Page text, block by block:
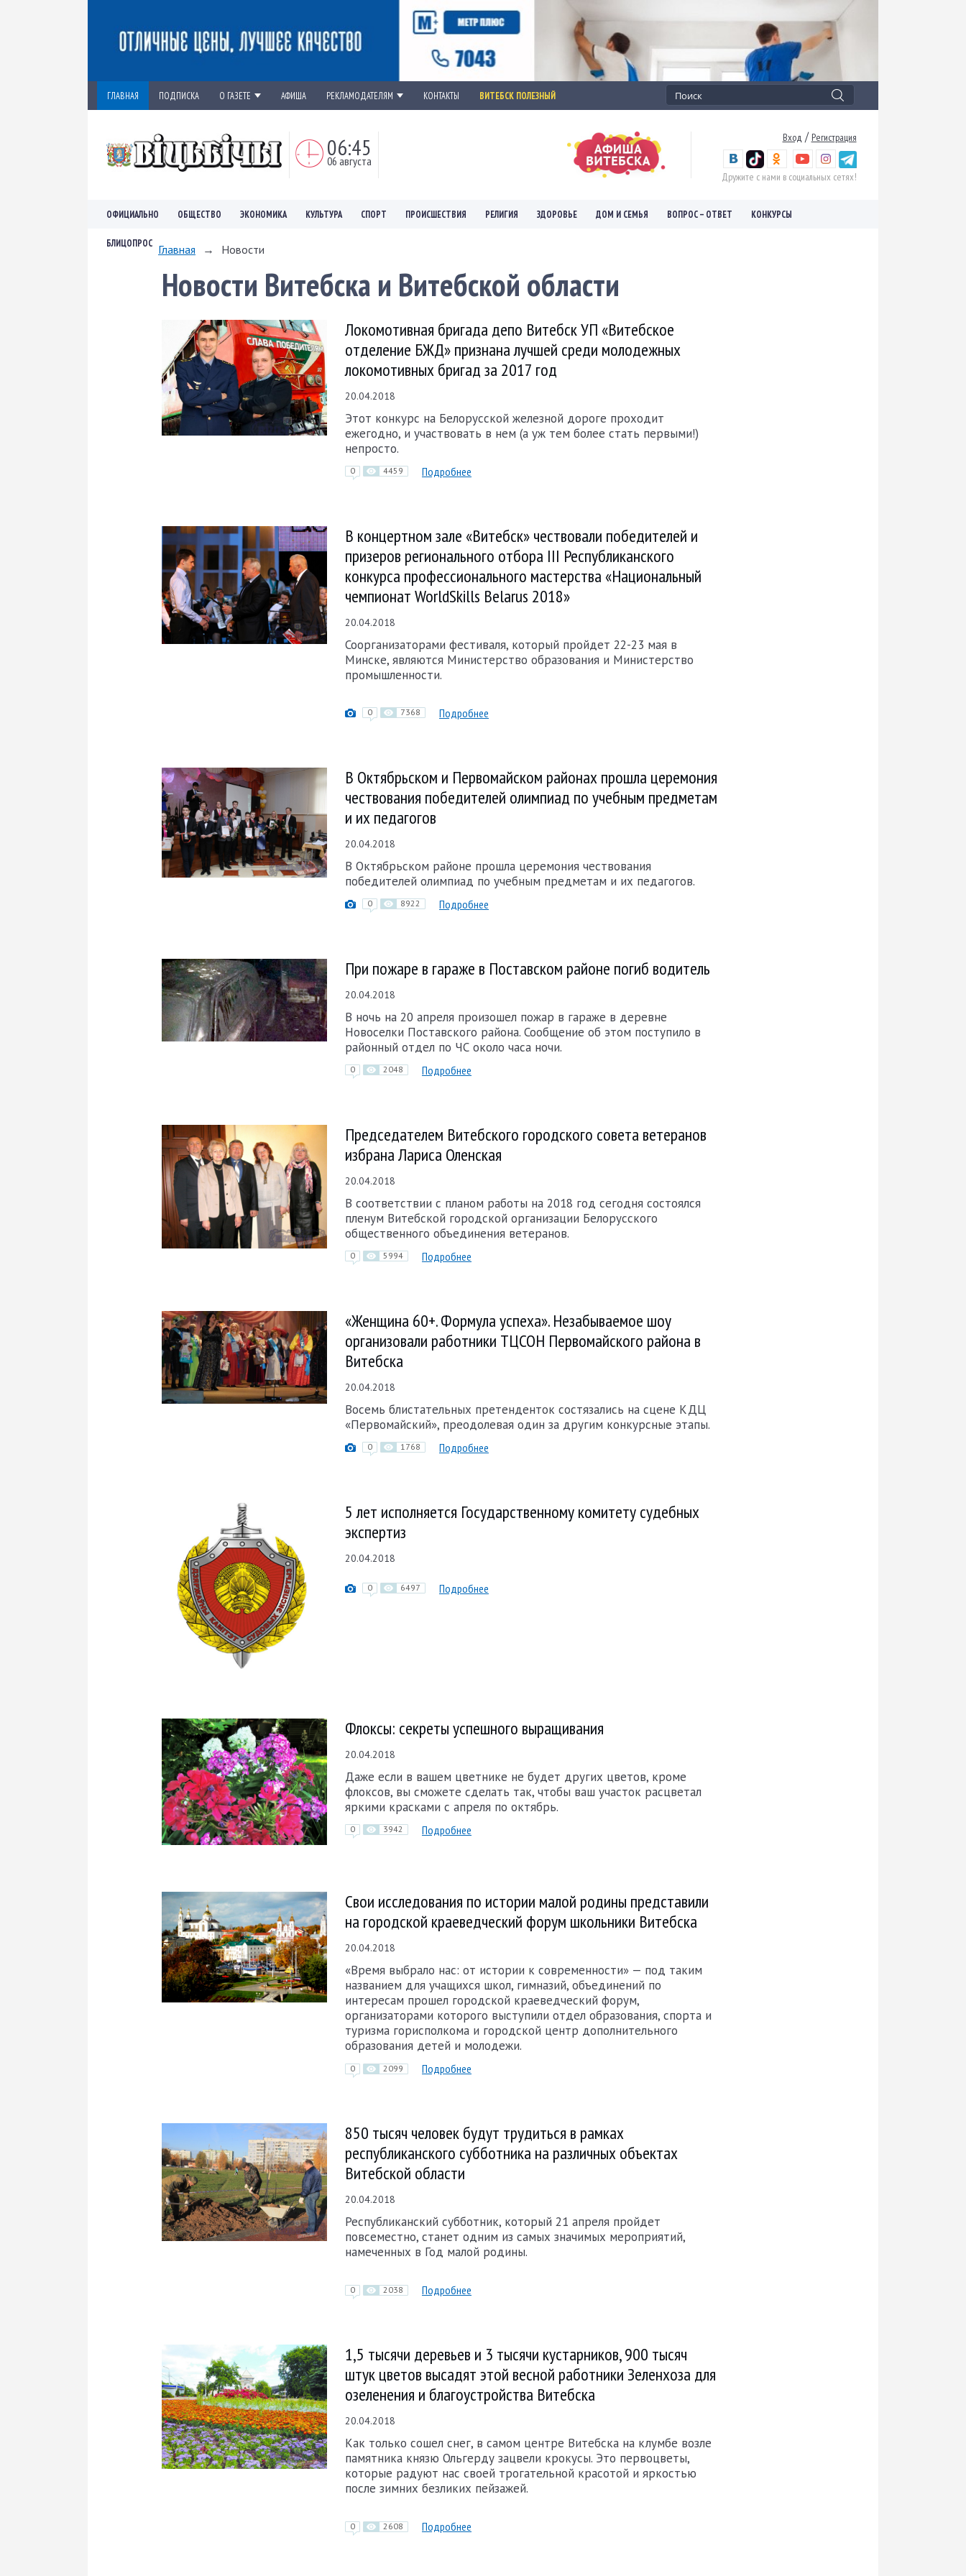
ГЛАВНАЯ ПОДПИСКА О ГАЗЕТЕ АФИША РЕКЛАМОДАТЕЛЯМ КОНТАКТЫ ВИТЕБСК ПОЛЕЗНЫЙ
06:45
06 августа
Вход / Регистрация
Дружите с нами в социальных сетях!
ОФИЦИАЛЬНО ОБЩЕСТВО ЭКОНОМИКА КУЛЬТУРА СПОРТ ПРОИСШЕСТВИЯ РЕЛИГИЯ ЗДОРОВЬЕ ДОМ И СЕМЬЯ ВОПРОС – ОТВЕТ КОНКУРСЫ
БЛИЦОПРОС Главная → Новости
Новости Витебска и Витебской области
Локомотивная бригада депо Витебск УП «Витебское
отделение БЖД» признана лучшей среди молодежных
локомотивных бригад за 2017 год
20.04.2018
Этот конкурс на Белорусской железной дороге проходит
ежегодно, и участвовать в нем (а уж тем более стать первыми!)
непросто.
0 4459 Подробнее
В концертном зале «Витебск» чествовали победителей и
призеров регионального отбора III Республиканского
конкурса профессионального мастерства «Национальный
чемпионат WorldSkills Belarus 2018»
20.04.2018
Соорганизаторами фестиваля, который пройдет 22-23 мая в
Минске, являются Министерство образования и Министерство
промышленности.
0 7368 Подробнее
В Октябрьском и Первомайском районах прошла церемония
чествования победителей олимпиад по учебным предметам
и их педагогов
20.04.2018
В Октябрьском районе прошла церемония чествования
победителей олимпиад по учебным предметам и их педагогов.
0 8922 Подробнее
При пожаре в гараже в Поставском районе погиб водитель
20.04.2018
В ночь на 20 апреля произошел пожар в гараже в деревне
Новоселки Поставского района. Сообщение об этом поступило в
районный отдел по ЧС около часа ночи.
0 2048 Подробнее
Председателем Витебского городского совета ветеранов
избрана Лариса Оленская
20.04.2018
В соответствии с планом работы на 2018 год сегодня состоялся
пленум Витебской городской организации Белорусского
общественного объединения ветеранов.
0 5994 Подробнее
«Женщина 60+. Формула успеха». Незабываемое шоу
организовали работники ТЦСОН Первомайского района в
Витебска
20.04.2018
Восемь блистательных претенденток состязались на сцене КДЦ
«Первомайский», преодолевая один за другим конкурсные этапы.
0 1768 Подробнее
5 лет исполняется Государственному комитету судебных
экспертиз
20.04.2018
0 6497 Подробнее
Флоксы: секреты успешного выращивания
20.04.2018
Даже если в вашем цветнике не будет других цветов, кроме
флоксов, вы сможете сделать так, чтобы ваш участок расцветал
яркими красками с апреля по октябрь.
0 3942 Подробнее
Свои исследования по истории малой родины представили
на городской краеведческий форум школьники Витебска
20.04.2018
«Время выбрало нас: от истории к современности» — под таким
названием для учащихся школ, гимназий, объединений по
интересам прошел городской краеведческий форум,
организаторами которого выступили отдел образования, спорта и
туризма горисполкома и городской центр дополнительного
образования детей и молодежи.
0 2099 Подробнее
850 тысяч человек будут трудиться в рамках
республиканского субботника на различных объектах
Витебской области
20.04.2018
Республиканский субботник, который 21 апреля пройдет
повсеместно, станет одним из самых значимых мероприятий,
намеченных в Год малой родины.
0 2038 Подробнее
1,5 тысячи деревьев и 3 тысячи кустарников, 900 тысяч
штук цветов высадят этой весной работники Зеленхоза для
озеленения и благоустройства Витебска
20.04.2018
Как только сошел снег, в самом центре Витебска на клумбе возле
памятника князю Ольгерду зацвели крокусы. Это первоцветы,
которые радуют нас своей трогательной красотой и яркостью
после зимних безликих пейзажей.
0 2608 Подробнее